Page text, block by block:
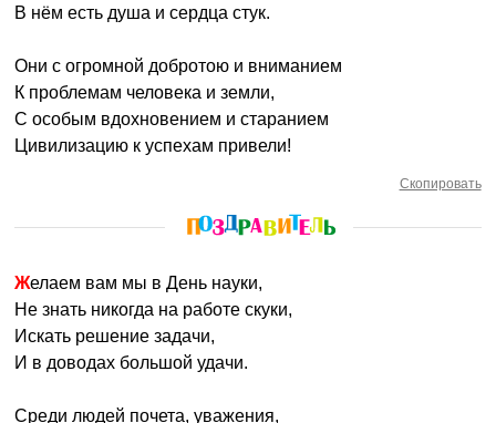
В нём есть душа и сердца стук.
Они с огромной добротою и вниманием
К проблемам человека и земли,
С особым вдохновением и старанием
Цивилизацию к успехам привели!
Скопировать
Желаем вам мы в День науки,
Не знать никогда на работе скуки,
Искать решение задачи,
И в доводах большой удачи.
Среди людей почета, уважения,